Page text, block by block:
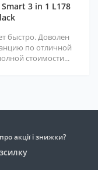
3 in 1 L178
быстро. Доволен
по отличной
стоимости...
акції і знижки?